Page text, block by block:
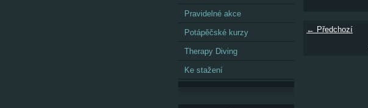
Pravidelné akce
Potápěčské kurzy
Therapy Diving
Ke stažení
← Předchozí